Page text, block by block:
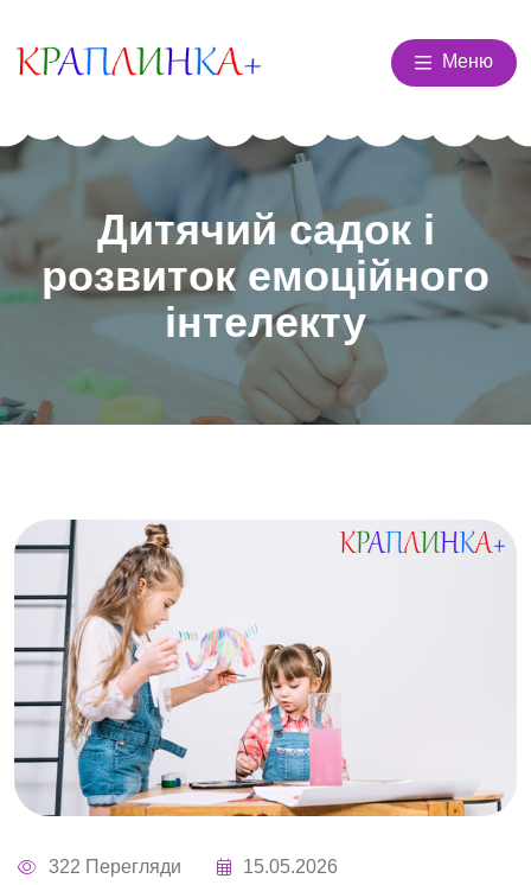
Меню
Дитячий садок і
розвиток емоційного
інтелекту
322 Перегляди
15.05.2026